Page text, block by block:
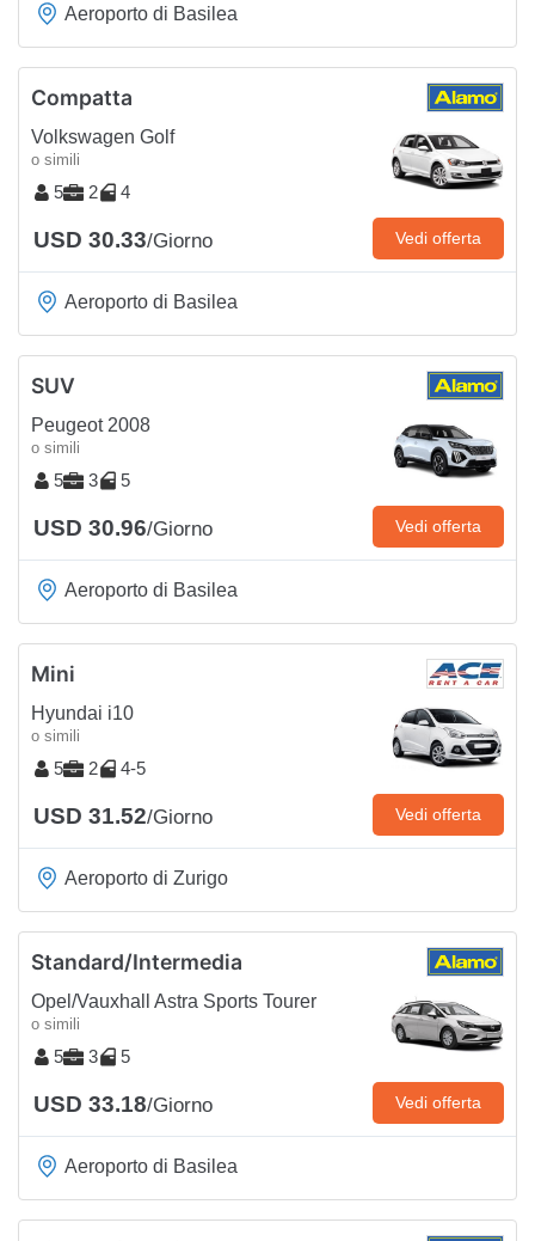
Aeroporto di Basilea
Compatta
Volkswagen Golf
o simili
5 2 4
USD 30.33/Giorno Vedi offerta
Aeroporto di Basilea
SUV
Peugeot 2008
o simili
5 3 5
USD 30.96/Giorno Vedi offerta
Aeroporto di Basilea
Mini
Hyundai i10
o simili
5 2 4-5
USD 31.52/Giorno Vedi offerta
Aeroporto di Zurigo
Standard/Intermedia
Opel/Vauxhall Astra Sports Tourer
o simili
5 3 5
USD 33.18/Giorno Vedi offerta
Aeroporto di Basilea